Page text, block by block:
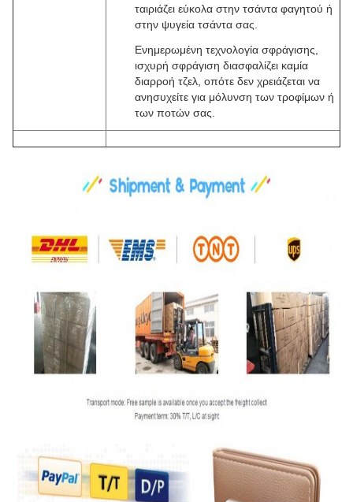
ταιριάζει εύκολα στην τσάντα φαγητού ή
στην ψυγεία τσάντα σας.
Ενημερωμένη τεχνολογία σφράγισης,
ισχυρή σφράγιση διασφαλίζει καμία
διαρροή τζελ, οπότε δεν χρειάζεται να
ανησυχείτε για μόλυνση των τροφίμων ή
των ποτών σας.